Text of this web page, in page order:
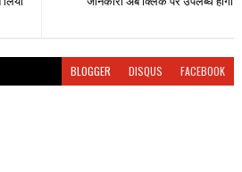
BLOGGER DISQUS FACEBOOK